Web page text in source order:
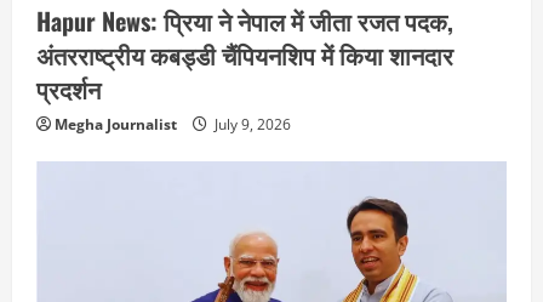
Hapur News: प्रिया ने नेपाल में जीता रजत पदक,
अंतरराष्ट्रीय कबड्डी चैंपियनशिप में किया शानदार
प्रदर्शन
Megha Journalist July 9, 2026